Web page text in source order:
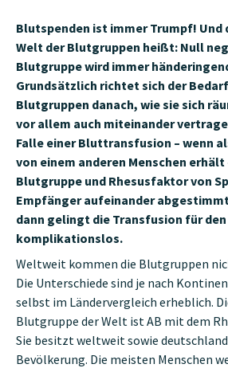
Blutspenden ist immer Trumpf! Und
Welt der Blutgruppen heißt: Null
Blutgruppe wird immer
Grundsätzlich richtet sich der
Blutgruppen danach, wie sie sich
vor allem auch miteinander
Falle einer Bluttransfusion – wenn
von einem anderen Menschen erhält
Blutgruppe und Rhesusfaktor von
Empfänger aufeinander
dann gelingt die Transfusion für
komplikationslos.
Weltweit kommen die Blutgruppen
Die Unterschiede sind je nach
selbst im Ländervergleich erheblich.
Blutgruppe der Welt ist AB mit dem
Sie besitzt weltweit sowie
Bevölkerung. Die meisten Menschen